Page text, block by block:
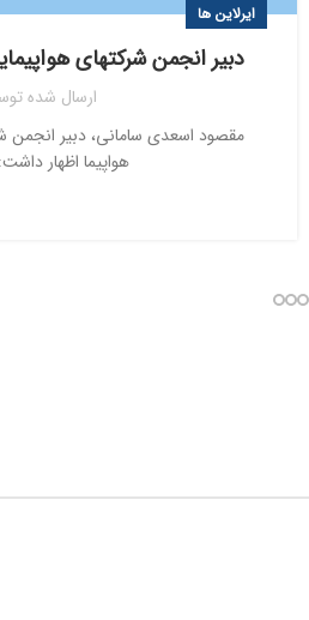
ایرلاین ها
دبیر انجمن شرکتهای
ارسال شده
مقصود اسعدی سامانی، دبیر انجمن
هواپیما اظهار